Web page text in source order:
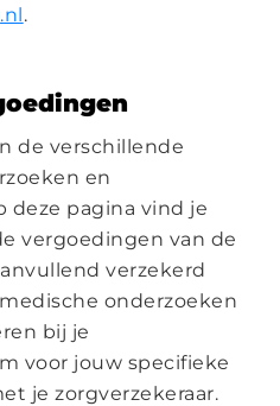
.
de verschillende
en
deze pagina vind je
vergoedingen van de
verzekerd
onderzoeken
bij je
voor jouw specifieke
je zorgverzekeraar.